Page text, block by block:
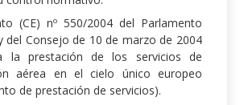
(CE) nº 550/2004 del Parlamento
del Consejo de 10 de marzo de 2004
la prestación de los servicios de
aérea en el cielo único europeo
de prestación de servicios).